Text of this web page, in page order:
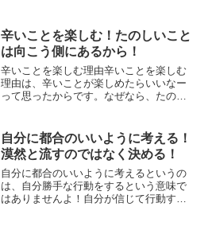
がします。約束を守る方法約束を守るに
は、どうすれば実現可能な...
辛いことを楽しむ！たのしいこと
は向こう側にあるから！
辛いことを楽しむ理由辛いことを楽しむ
理由は、辛いことが楽しめたらいいなー
って思ったからです。なぜなら、たのし
なことになってきます。得意なことにな
れば、やりたくてしょうが...
自分に都合のいいように考える！
漠然と流すのではなく決める！
自分に都合のいいように考えるというの
は、自分勝手な行動をするという意味で
はありませんよ！自分が信じて行動する